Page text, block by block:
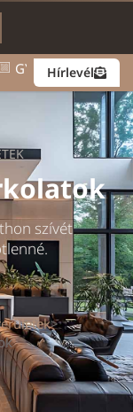
GY.I.K.Hírlevél
szívét
>